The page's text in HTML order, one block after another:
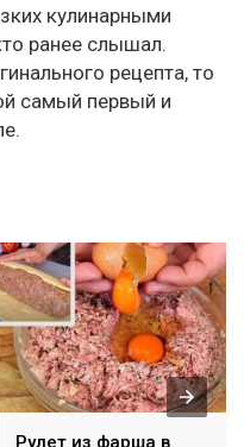
кулинарными
ранее слышал.
рецепта, то
самый первый и
Рулет из фарша в